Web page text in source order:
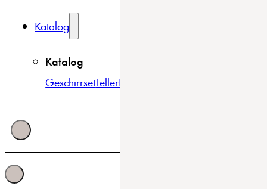
Katalog
Katalog
GeschirrsetTellerBowls & Schüsseln